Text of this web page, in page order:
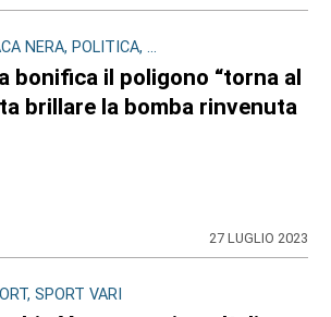
NERA, POLITICA, ...
bonifica il poligono “torna al
brillare la bomba rinvenuta
27 LUGLIO 2023
SPORT VARI